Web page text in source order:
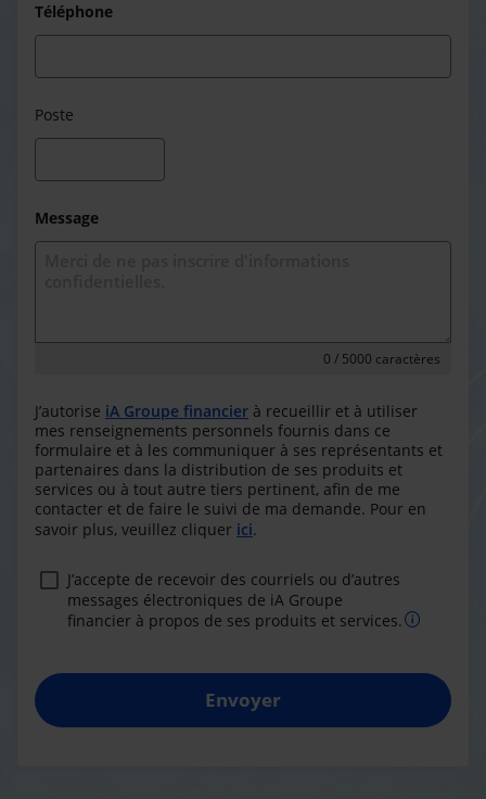
Téléphone
Poste
Message
0 / 5000 caractères
J’autorise iA Groupe financier à recueillir et à utiliser
mes renseignements personnels fournis dans ce
formulaire et à les communiquer à ses représentants et
partenaires dans la distribution de ses produits et
services ou à tout autre tiers pertinent, afin de me
contacter et de faire le suivi de ma demande. Pour en
savoir plus, veuillez cliquer ici.
J’accepte de recevoir des courriels ou d’autres
messages électroniques de iA Groupe
financier à propos de ses produits et services.
Envoyer